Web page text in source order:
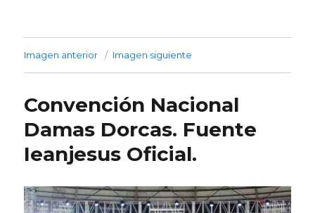
Imagen anterior Imagen siguiente
Convención Nacional
Damas Dorcas. Fuente
Ieanjesus Oficial.